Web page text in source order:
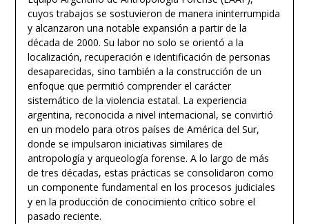
cuyos trabajos se sostuvieron de manera ininterrumpida
y alcanzaron una notable expansión a partir de la
década de 2000. Su labor no solo se orientó a la
localización, recuperación e identificación de personas
desaparecidas, sino también a la construcción de un
enfoque que permitió comprender el carácter
sistemático de la violencia estatal. La experiencia
argentina, reconocida a nivel internacional, se convirtió
en un modelo para otros países de América del Sur,
donde se impulsaron iniciativas similares de
antropología y arqueología forense. A lo largo de más
de tres décadas, estas prácticas se consolidaron como
un componente fundamental en los procesos judiciales
y en la producción de conocimiento crítico sobre el
pasado reciente.